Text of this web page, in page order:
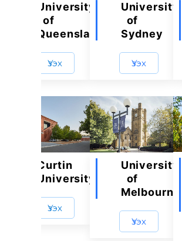
University
of
Queensland
Үзэх
University
of
Sydney
Үзэх
Curtin
University
Үзэх
University
of
Melbourne
Үзэх